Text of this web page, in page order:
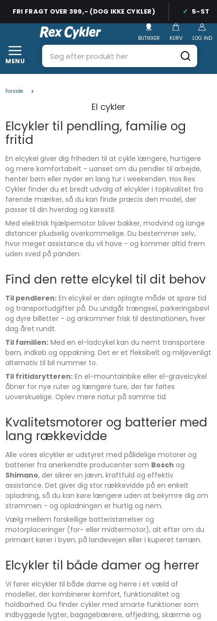
FRI FRAGT OVER 399,- (DOG IKKE CYKLER) 5-
MENU
LOG IND
BUTIKKER KURV
Forside
El cykler
Elcykler til pendling, familie og
fritid
En elcykel giver dig friheden til at cykle længere, hurtigere
og mere komfortabelt - uanset om du pendler til arbejde,
henter børn eller nyder en lang tur i weekenden. Hos Rex
Cykler finder du et bredt udvalg af elcykler i topkvalitet fra
førende mærker, så du kan finde præcis den model, der
passer til din hverdag og kørestil.
Med elektrisk hjælpemotor bliver bakker, modvind og lange
distancer pludselig overkommelige. Du bestemmer selv,
hvor meget assistance du vil have - og kommer altid frem
uden sved på panden.
Find den rette elcykel til dit behov
Til pendleren: En elcykel er den oplagte måde at spare tid
og transportudgifter på. Du undgår trængsel, parkeringsbøvl
og dyre billetter - og ankommer frisk til destinationen, hver
dag året rundt.
Til familien: Med en el-ladcykel kan du nemt transportere
børn, indkøb og oppakning. Det er et fleksibelt og miljøvenligt
alternativ til bil nummer to.
Til fritidsrytteren: En el-mountainbike eller el-gravelcykel
åbner for nye ruter og længere ture, der før føltes
uoverskuelige. Oplev mere natur på samme tid.
Kvalitetsmotorer og batterier med
lang rækkevidde
Alle vores elcykler er udstyret med pålidelige motorer og
batterier fra anerkendte producenter som Bosch og
Shimano, der sikrer en jævn, kraftfuld og effektiv
assistance. Det giver dig stor rækkevidde på en enkelt
opladning, så du kan køre længere uden at bekymre dig om
strømmen - og opladningen er hurtig og nem.
Vælg mellem forskellige batteristørrelser og
motorplaceringer (for- eller midtermotor), alt efter om du
primært kører i byen, på landevejen eller i kuperet terræn.
Elcykler til både damer og herrer
Vi fører elcykler til både dame og herre i et væld af
modeller, der kombinerer komfort, funktionalitet og
holdbarhed. Du finder cykler med smarte funktioner som
indbyggede lygter, bagagebærere, affjedring, skærme og